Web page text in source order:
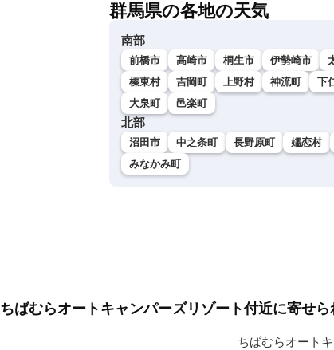
群馬県の各地の天気
南部
前橋市 高崎市 桐生市 伊勢崎市
榛東村
吉岡町 上野村 神流町 下
大泉町
邑楽町
北部
沼田市 中之条町 長野原町 嬬恋村
みなかみ町
ちばむらオートキャンパーズリゾート付近に寄せ
ちばむらオート